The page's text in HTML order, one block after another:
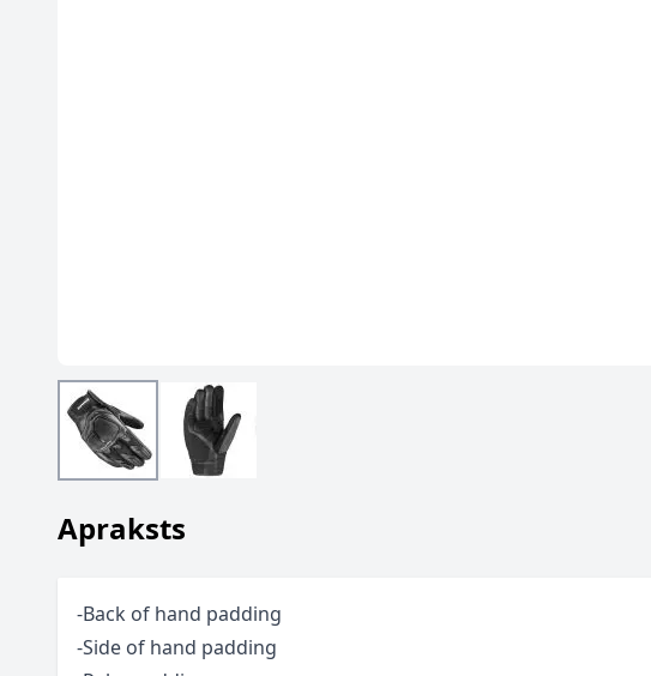
Apraksts
-Back of hand padding
-Side of hand padding